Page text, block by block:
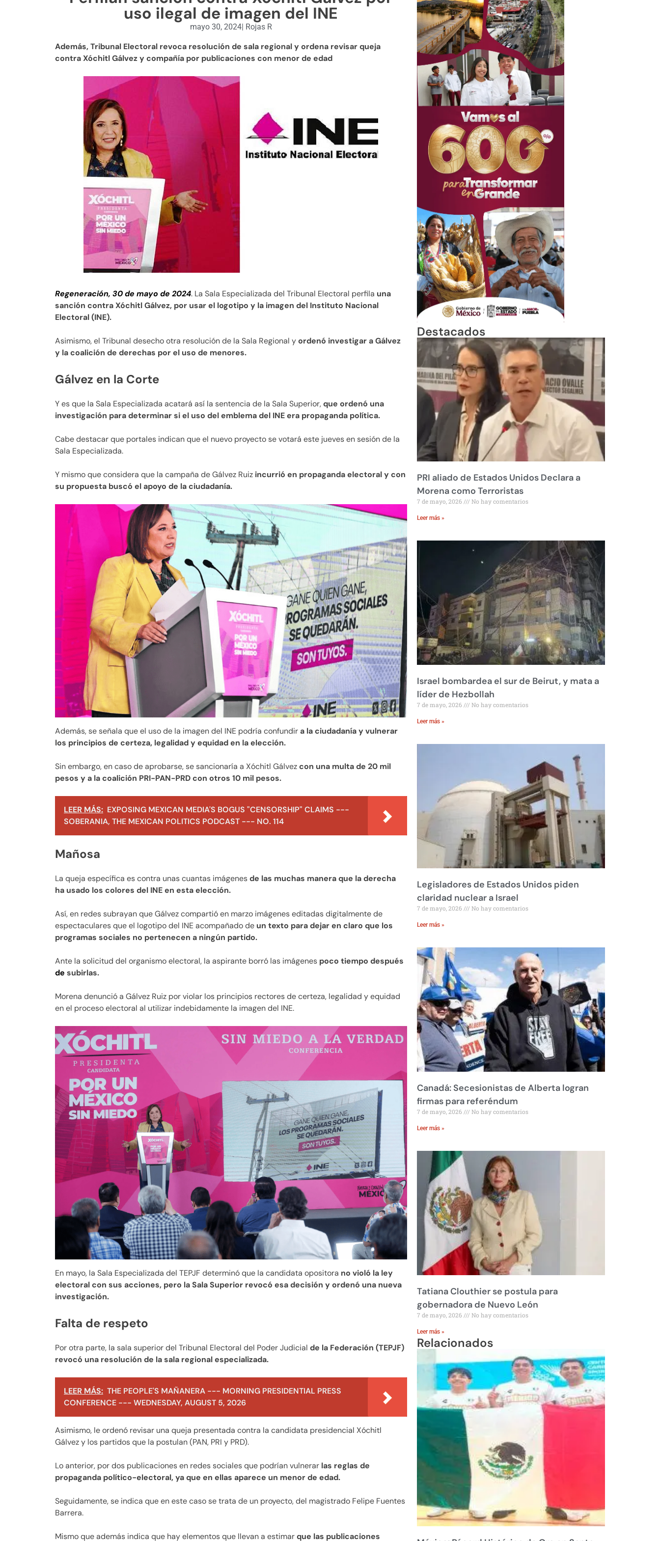
uso ilegal de imagen del INE
mayo 30, 2024| Rojas R
Además, Tribunal Electoral revoca resolución de sala regional y ordena revisar queja
contra Xóchitl Gálvez y compañía por publicaciones con menor de edad
Regeneración, 30 de mayo de 2024. La Sala Especializada del Tribunal Electoral perfila una
sanción contra Xóchitl Gálvez, por usar el logotipo y la imagen del Instituto Nacional
Electoral (INE).
Asimismo, el Tribunal desecho otra resolución de la Sala Regional yordenó investigar a Gálvez
y la coalición de derechas por el uso de menores.
Gálvez en la Corte
Y es que la Sala Especializada acatará así la sentencia de la Sala Superior,que ordenó una
investigación para determinar si el uso del emblema del INE era propaganda política.
Cabe destacar que portales indican que el nuevo proyecto se votará este jueves en sesión de la
Sala Especializada.
Y mismo que considera que la campaña de Gálvez Ruiz incurrió en propaganda electoral y con
su propuesta buscó el apoyo de la ciudadanía.
Además, se señala que el uso de la imagen del INE podría confundira la ciudadanía y vulnerar
los principios de certeza, legalidad y equidad en la elección.
Sin embargo, en caso de aprobarse, se sancionaría a Xóchitl Gálvezcon una multa de 20 mil
pesos y a la coalición PRI-PAN-PRD con otros 10 mil pesos.
LEER MÁS: EXPOSING MEXICAN MEDIA'S BOGUS "CENSORSHIP" CLAIMS ---
SOBERANIA, THE MEXICAN POLITICS PODCAST --- NO. 114
Mañosa
La queja específica es contra unas cuantas imágenesde las muchas manera que la derecha
ha usado los colores del INE en esta elección.
Así, en redes subrayan que Gálvez compartió en marzo imágenes editadas digitalmente de
espectaculares que el logotipo del INE acompañado de un texto para dejar en claro que los
programas sociales no pertenecen a ningún partido.
Ante la solicitud del organismo electoral, la aspirante borró las imágenes poco tiempo después
de subirlas.
Morena denunció a Gálvez Ruiz por violar los principios rectores de certeza, legalidad y equidad
en el proceso electoral al utilizar indebidamente la imagen del INE.
En mayo, la Sala Especializada del TEPJF determinó que la candidata opositora no violó la ley
electoral con sus acciones, pero la Sala Superior revocó esa decisión y ordenó una nueva
investigación.
Falta de respeto
Por otra parte, la sala superior del Tribunal Electoral del Poder Judicial de la Federación (TEPJF)
revocó una resolución de la sala regional especializada.
LEER MÁS: THE PEOPLE'S MAÑANERA --- MORNING PRESIDENTIAL PRESS
CONFERENCE --- WEDNESDAY, AUGUST 5, 2026
Asimismo, le ordenó revisar una queja presentada contra la candidata presidencial Xóchitl
Gálvez y los partidos que la postulan (PAN, PRI y PRD).
Lo anterior, por dos publicaciones en redes sociales que podrían vulnerar las reglas de
propaganda político-electoral, ya que en ellas aparece un menor de edad.
Seguidamente, se indica que en este caso se trata de un proyecto, del magistrado Felipe Fuentes
Barrera.
Mismo que además indica que hay elementos que llevan a estimarque las publicaciones
Destacados
PRI aliado de Estados Unidos Declara a
Morena como Terroristas
7 de mayo, 2026 No hay comentarios
Leer más »
Israel bombardea el sur de Beirut, y mata a
líder de Hezbollah
7 de mayo, 2026 No hay comentarios
Leer más »
Legisladores de Estados Unidos piden
claridad nuclear a Israel
7 de mayo, 2026 No hay comentarios
Leer más »
Canadá: Secesionistas de Alberta logran
firmas para referéndum
7 de mayo, 2026 No hay comentarios
Leer más »
Tatiana Clouthier se postula para
gobernadora de Nuevo León
7 de mayo, 2026 No hay comentarios
Leer más »
Relacionados